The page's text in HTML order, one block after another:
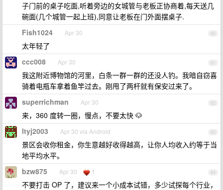
子门前的桌子吃面,听着旁边的女城管与老板正协商着,每天送几
碗面(几个城管一起上班),同意让老板在门外面摆桌子.
80
Fish1024 Apr 30
太年轻了
81
ccc008 Apr 30
我这附近博物馆的河里，白条一群一群的还没人钓。我暗自窃喜
骑着电瓶车拿着鱼竿过去。刚甩了两杆就有保安过来了。
82
superrichman Apr 30
来，360 度转一圈，慢点，不要太快 🐶
83
ltyj2003 Apr 30 via Android
景区会收你租金，你生意越好收得越高，让你人均收入约等于当
地平均水平。
84
bzw875 Apr 30 1
不要打击 OP 了，建议来一个小成本试错，多少试探每个行业，